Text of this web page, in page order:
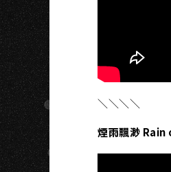
＼＼＼＼
煙雨飄渺